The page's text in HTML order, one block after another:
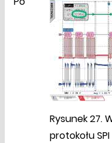
Rysunek 27.
protokołu